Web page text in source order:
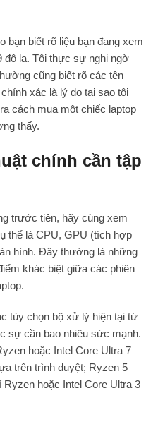
bạn biết rõ liệu bạn đang xem
đô la. Tôi thực sự nghi ngờ
cũng biết rõ các tên
xác là lý do tại sao tôi
cách mua một chiếc laptop
thấy.
chính cần tập
trước tiên, hãy cùng xem
thể là CPU, GPU (tích hợp
hình. Đây thường là những
khác biệt giữa các phiên
tùy chọn bộ xử lý hiện tại từ
sự cần bao nhiêu sức mạnh.
hoặc Intel Core Ultra 7
trên trình duyệt; Ryzen 5
hoặc Intel Core Ultra 3